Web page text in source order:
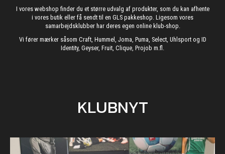
I vores webshop finder du et større udvalg af produkter, som du kan afhente
i vores butik eller få sendt til en GLS pakkeshop. Ligesom vores
samarbejdsklubber har deres egen online klub-shop.
Vi fører mærker såsom Craft, Hummel, Joma, Puma, Select, Uhlsport og ID
Identity, Geyser, Fruit, Clique, Projob m.fl.
KLUBNYT